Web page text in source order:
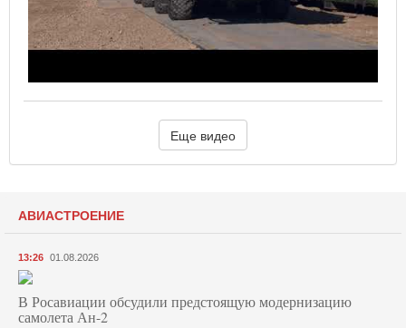
Еще видео
АВИАСТРОЕНИЕ
13:26 01.08.2026
В Росавиации обсудили предстоящую модернизацию
самолета Ан-2